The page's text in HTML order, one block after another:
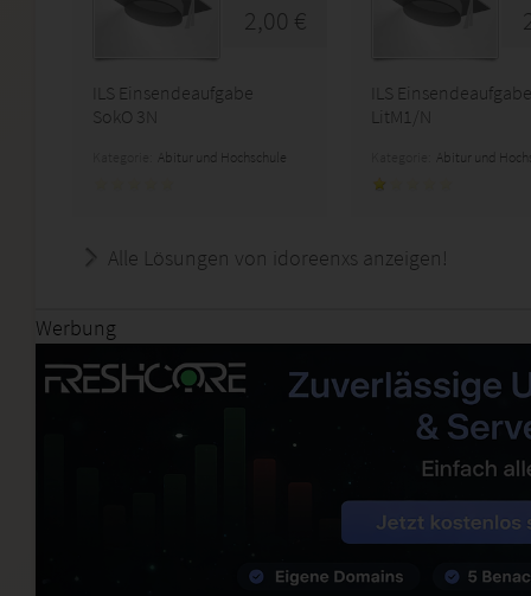
2,00 €
ILS Einsendeaufgabe
SokO 3N
Abitur und Hochschule
ILS Einsendeaufgabe
LitM1/N
Abitur und
Alle Lösungen von idoreenxs anzeigen!
Werbung